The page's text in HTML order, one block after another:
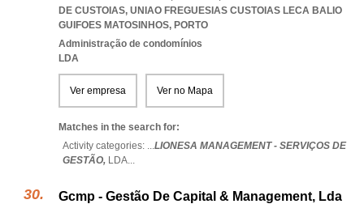
DE CUSTOIAS, UNIAO FREGUESIAS CUSTOIAS LECA BALIO
GUIFOES MATOSINHOS, PORTO
Administração de condomínios
LDA
Ver empresa Ver no Mapa
Matches in the search for:
Activity categories: ...LIONESA MANAGEMENT - SERVIÇOS DE
GESTÃO, LDA...
Gcmp - Gestão De Capital & Management, Lda